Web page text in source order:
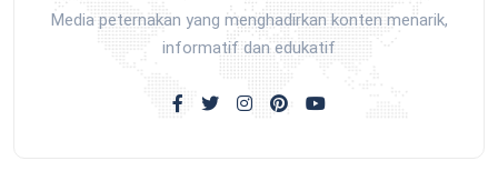
Media peternakan yang menghadirkan konten menarik,
informatif dan edukatif